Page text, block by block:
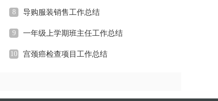
8 导购服装销售工作总结
9 一年级上学期班主任工作总结
10 宫颈癌检查项目工作总结